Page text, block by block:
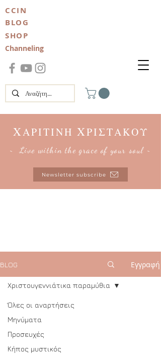
ΧΑΡΙΤΙΝΗ ΧΡΙΣΤΑΚΟΥ
~ Live within the grace of your soul ~
Newsletter subscribe
CCIN
BLOG
SHOP
Channeling
BLOG Εγγραφή
Όλες οι αναρτήσεις
Μηνύματα
Προσευχές
Κήπος μυστικός
Χριστουγεννιάτικα παραμύθια